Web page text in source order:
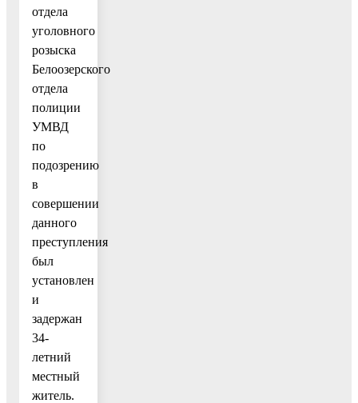
отдела
уголовного
розыска
Белоозерского
отдела
полиции
УМВД
по
подозрению
в
совершении
данного
преступления
был
установлен
и
задержан
34-
летний
местный
житель.